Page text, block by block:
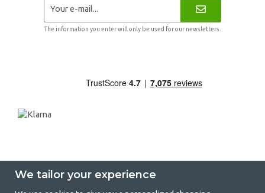
The information you enter will only be used for our newsletters.
We tailor your experience